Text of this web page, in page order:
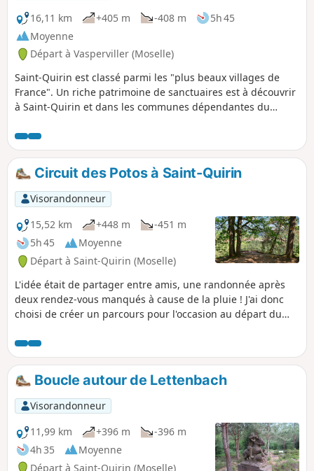
16,11 km
+405 m -408 m
5h 45
Moyenne
Départ à Vasperviller (Moselle)
Saint-Quirin est classé parmi les "plus beaux villages de
France". Un riche patrimoine de sanctuaires est à découvrir
à Saint-Quirin et dans les communes dépendantes du
vous passerez aussi par le site gallo-romain de la Croix
Guillaume.
Circuit des Potos à Saint-Quirin
Visorandonneur
15,52 km
+448 m
-451 m
5h 45
Moyenne
Départ à Saint-Quirin (Moselle)
L'idée était de partager entre amis, une randonnée après
deux rendez-vous manqués à cause de la pluie ! J'ai donc
choisi de créer un parcours pour l'occasion au départ du
Boucle autour de Lettenbach
Visorandonneur
11,99 km
+396 m
-396 m
4h 35
Moyenne
Départ à Saint-Quirin (Moselle)